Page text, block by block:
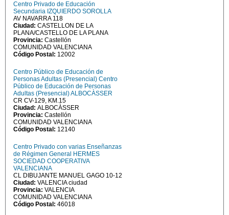
Centro Privado de Educación
Secundaria IZQUIERDO SOROLLA
AV NAVARRA 118
Ciudad: CASTELLON DE LA
PLANA/CASTELLO DE LA PLANA
Provincia: Castellón
COMUNIDAD VALENCIANA
Código Postal: 12002
Centro Público de Educación de
Personas Adultas (Presencial) Centro
Público de Educación de Personas
Adultas (Presencial) ALBOCÀSSER
CR CV-129, KM.15
Ciudad: ALBOCÀSSER
Provincia: Castellón
COMUNIDAD VALENCIANA
Código Postal: 12140
Centro Privado con varias Enseñanzas
de Régimen General HERMES
SOCIEDAD COOPERATIVA
VALENCIANA
CL DIBUJANTE MANUEL GAGO 10-12
Ciudad: VALENCIA ciudad
Provincia: VALENCIA
COMUNIDAD VALENCIANA
Código Postal: 46018